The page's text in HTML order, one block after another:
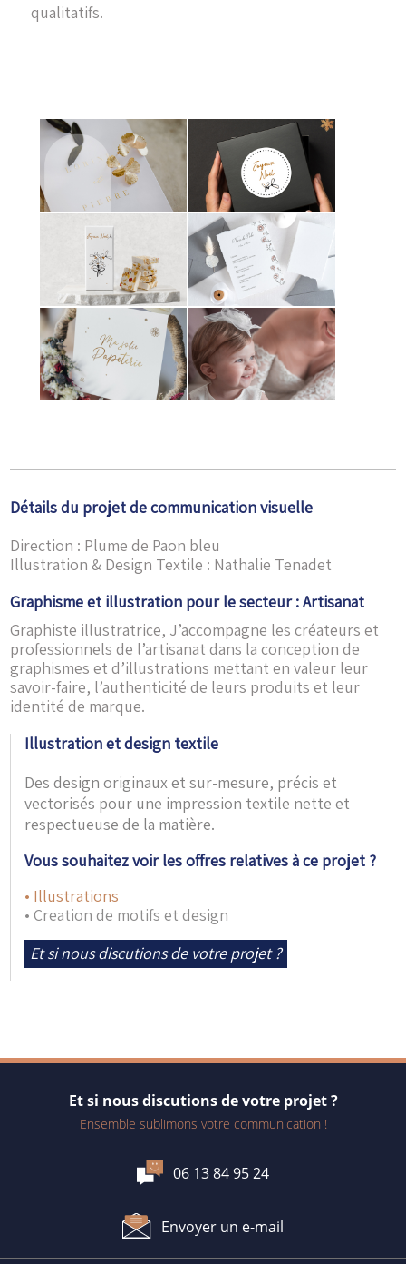
qualitatifs.
Détails du projet de communication visuelle
Direction : Plume de Paon bleu
Illustration & Design Textile : Nathalie Tenadet
Graphisme et illustration pour le secteur : Artisanat
Graphiste illustratrice, J’accompagne les créateurs et
professionnels de l’artisanat dans la conception de
graphismes et d’illustrations mettant en valeur leur
savoir-faire, l’authenticité de leurs produits et leur
identité de marque.
Illustration et design textile
Des design originaux et sur-mesure, précis et
vectorisés pour une impression textile nette et
respectueuse de la matière.
Vous souhaitez voir les offres relatives à ce projet ?
• Illustrations
• Creation de motifs et design
Et si nous discutions de votre projet ?
Et si nous discutions de votre projet ?
Ensemble sublimons votre communication !
06 13 84 95 24
Envoyer un e-mail